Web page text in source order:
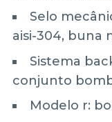
Selo
aisi-304, buna
Sistema
conjunto
Modelo r: